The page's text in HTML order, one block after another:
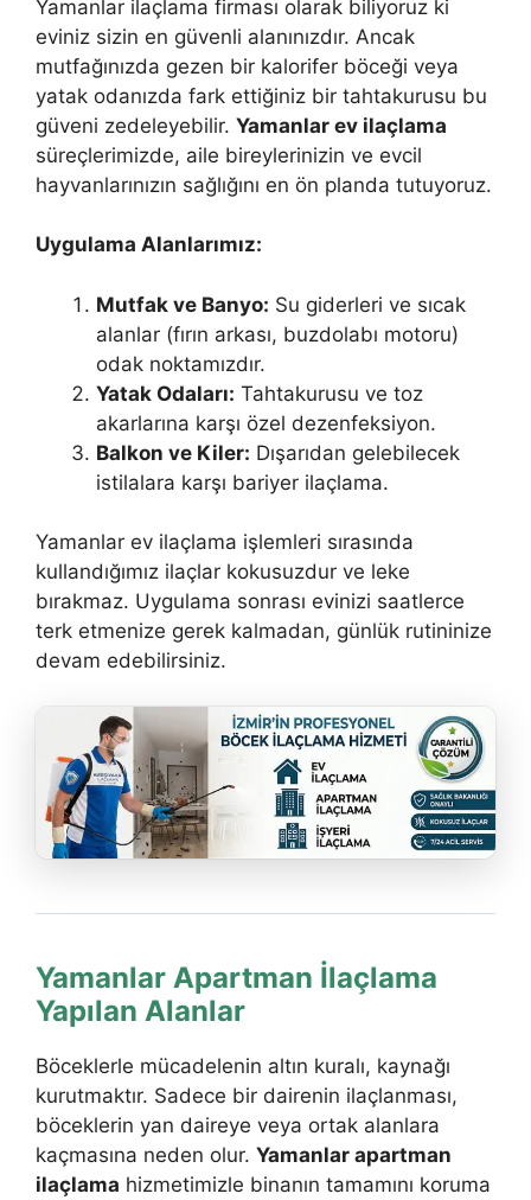
Yamanlar ilaçlama firması olarak biliyoruz ki
eviniz sizin en güvenli alanınızdır. Ancak
mutfağınızda gezen bir kalorifer böceği veya
yatak odanızda fark ettiğiniz bir tahtakurusu bu
güveni zedeleyebilir. Yamanlar ev ilaçlama
süreçlerimizde, aile bireylerinizin ve evcil
hayvanlarınızın sağlığını en ön planda tutuyoruz.
Uygulama Alanlarımız:
Mutfak ve Banyo: Su giderleri ve sıcak
alanlar (fırın arkası, buzdolabı motoru)
odak noktamızdır.
Yatak Odaları: Tahtakurusu ve toz
akarlarına karşı özel dezenfeksiyon.
Balkon ve Kiler: Dışarıdan gelebilecek
istilalara karşı bariyer ilaçlama.
Yamanlar ev ilaçlama işlemleri sırasında
kullandığımız ilaçlar kokusuzdur ve leke
bırakmaz. Uygulama sonrası evinizi saatlerce
terk etmenize gerek kalmadan, günlük rutininize
devam edebilirsiniz.
Yamanlar Apartman İlaçlama
Yapılan Alanlar
Böceklerle mücadelenin altın kuralı, kaynağı
kurutmaktır. Sadece bir dairenin ilaçlanması,
böceklerin yan daireye veya ortak alanlara
kaçmasına neden olur. Yamanlar apartman
ilaçlama hizmetimizle binanın tamamını koruma